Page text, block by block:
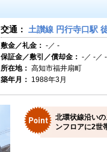
交通： 土讃線 円行寺口駅
敷金／礼金： -／ -
保証金／敷引／償却金： -／ -／ -
所在地： 高知市福井扇町
築年月： 1988年3月
北環状線沿い
ンフロアに2世